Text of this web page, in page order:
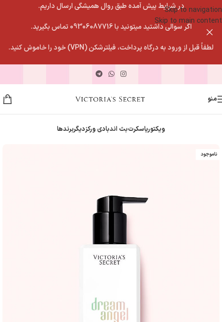
Skip to navigation
Skip to main content
در شرایط پیش آمده طبق روال همیشگی ارسال داریم.
اگر سوالی داشتید میتونید با 09306087716 تماس بگیرید.
لطفاً قبل از ورود به درگاه پرداخت، فیلترشکن (VPN) خود را خاموش کنید.
منو
ویکتوریاسکرتبث اندبادی ورکزدیگربرندها
ناموجود